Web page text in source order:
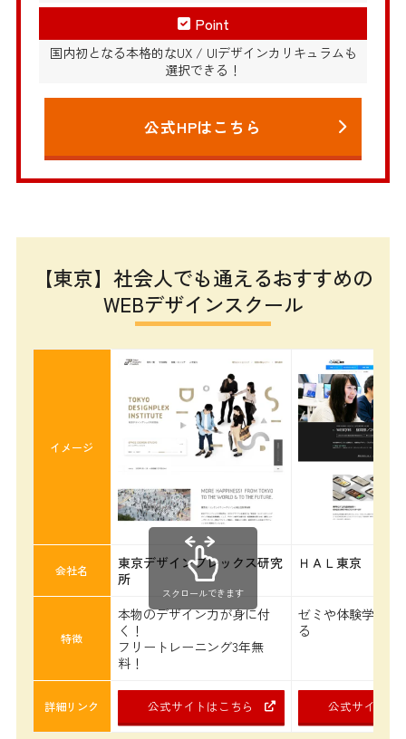
Point
国内初となる本格的なUX / UIデザインカリキュラムも
選択できる！
公式HPはこちら
【東京】社会人でも通えるおすすめの
WEBデザインスクール
イメージ
会社名
東京デザインプレックス研究
所
ＨＡＬ東京
特徴
本物のデザイン力が身に付
く！
フリートレーニング3年無
料！
ゼミや体験学習が
る
詳細リンク 公式サイトはこちら 公式サイトは
スクロールできます